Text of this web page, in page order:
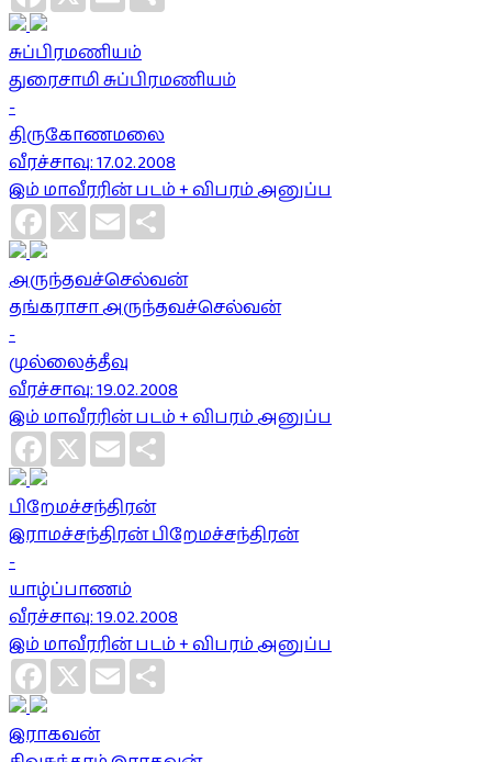
சுப்பிரமணியம்
துரைசாமி சுப்பிரமணியம்
-
திருகோணமலை
வீரச்சாவு: 17.02.2008
இம் மாவீரரின் படம் + விபரம் அனுப்ப
Facebook
X Email
அருந்தவச்செல்வன்
தங்கராசா அருந்தவச்செல்வன்
-
முல்லைத்தீவு
வீரச்சாவு: 19.02.2008
இம் மாவீரரின் படம் + விபரம் அனுப்ப
Facebook
X Email
பிறேமச்சந்திரன்
இராமச்சந்திரன் பிறேமச்சந்திரன்
-
யாழ்ப்பாணம்
வீரச்சாவு: 19.02.2008
இம் மாவீரரின் படம் + விபரம் அனுப்ப
Facebook
X Email
இராகவன்